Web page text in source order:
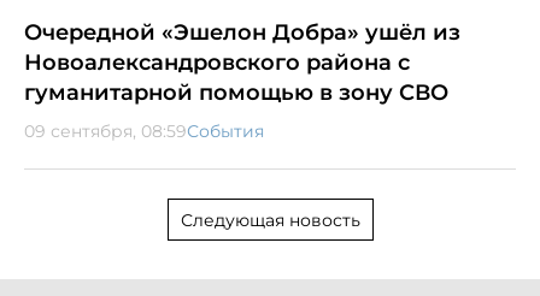
Очередной «Эшелон Добра» ушёл из
Новоалександровского района с
гуманитарной помощью в зону СВО
09 сентября, 08:59События
Следующая новость